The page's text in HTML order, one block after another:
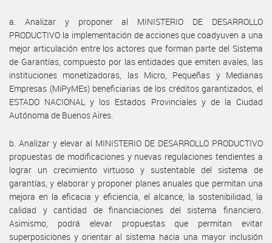
a. Analizar y proponer al MINISTERIO DE DESARROLLO
PRODUCTIVO la implementación de acciones que coadyuven a una
mejor articulación entre los actores que forman parte del Sistema
de Garantías, compuesto por las entidades que emiten avales, las
instituciones monetizadoras, las Micro, Pequeñas y Medianas
Empresas (MiPyMEs) beneficiarias de los créditos garantizados, el
ESTADO NACIONAL y los Estados Provinciales y de la Ciudad
Autónoma de Buenos Aires.
b. Analizar y elevar al MINISTERIO DE DESARROLLO PRODUCTIVO
propuestas de modificaciones y nuevas regulaciones tendientes a
lograr un crecimiento virtuoso y sustentable del sistema de
garantías, y elaborar y proponer planes anuales que permitan una
mejora en la eficacia y eficiencia, el alcance, la sostenibilidad, la
calidad y cantidad de financiaciones del sistema financiero.
Asimismo, podrá elevar propuestas que permitan evitar
superposiciones y orientar al sistema hacia una mayor inclusión